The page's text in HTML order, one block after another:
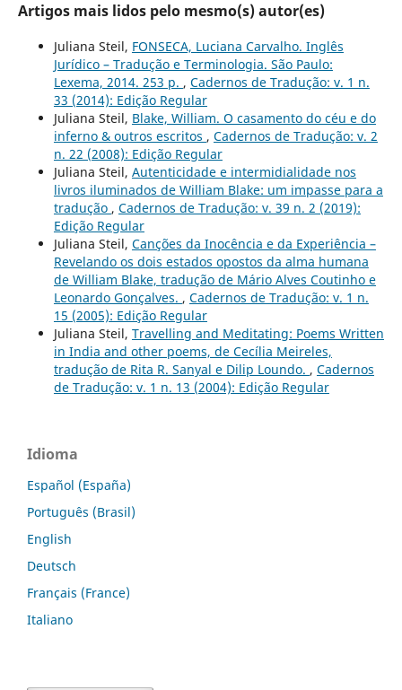
Artigos mais lidos pelo mesmo(s) autor(es)
Juliana Steil, FONSECA, Luciana Carvalho. Inglês
Jurídico – Tradução e Terminologia. São Paulo:
Lexema, 2014. 253 p. , Cadernos de Tradução: v. 1 n.
33 (2014): Edição Regular
Juliana Steil, Blake, William. O casamento do céu e do
inferno & outros escritos , Cadernos de Tradução: v. 2
n. 22 (2008): Edição Regular
Juliana Steil, Autenticidade e intermidialidade nos
livros iluminados de William Blake: um impasse para a
tradução , Cadernos de Tradução: v. 39 n. 2 (2019):
Edição Regular
Juliana Steil, Canções da Inocência e da Experiência –
Revelando os dois estados opostos da alma humana
de William Blake, tradução de Mário Alves Coutinho e
Leonardo Gonçalves. , Cadernos de Tradução: v. 1 n.
15 (2005): Edição Regular
Juliana Steil, Travelling and Meditating: Poems Written
in India and other poems, de Cecília Meireles,
tradução de Rita R. Sanyal e Dilip Loundo. , Cadernos
de Tradução: v. 1 n. 13 (2004): Edição Regular
Idioma
Español (España)
Português (Brasil)
English
Deutsch
Français (France)
Italiano